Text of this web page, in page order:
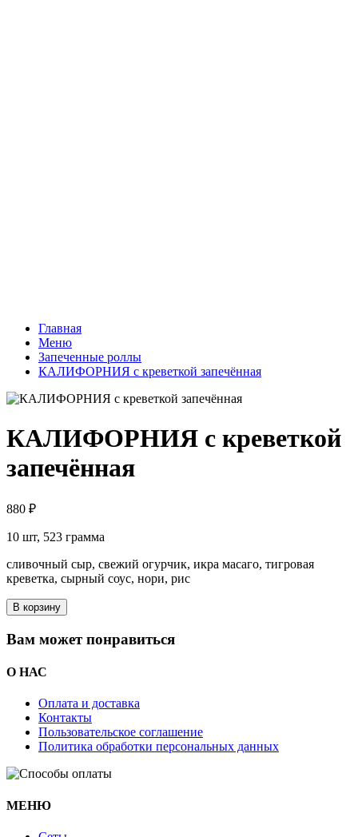
Главная
Меню
Запеченные роллы
КАЛИФОРНИЯ с креветкой запечённая
КАЛИФОРНИЯ с креветкой
запечённая
880 ₽
10 шт, 523 грамма
сливочный сыр, свежий огурчик, икра масаго, тигровая
креветка, сырный соус, нори, рис
В корзину
Вам может понравиться
О НАС
Оплата и доставка
Контакты
Пользовательское соглашение
Политика обработки персональных данных
МЕНЮ